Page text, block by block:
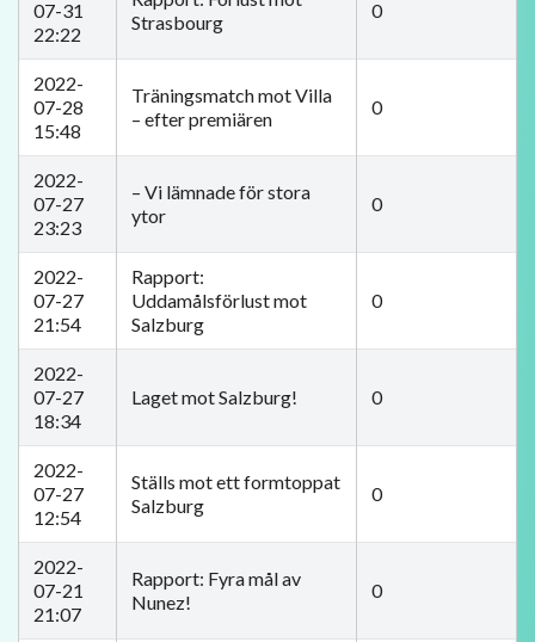
07-31
22:22
Strasbourg
0
2022-
07-28
15:48
Träningsmatch mot Villa
– efter premiären
0
2022-
07-27
23:23
​– Vi lämnade för stora
ytor
0
2022-
07-27
21:54
​Rapport:
Uddamålsförlust mot
Salzburg
0
2022-
07-27
18:34
Laget mot Salzburg! 0
2022-
07-27
12:54
​Ställs mot ett formtoppat
Salzburg
0
2022-
07-21
21:07
​Rapport: Fyra mål av
Nunez!
0